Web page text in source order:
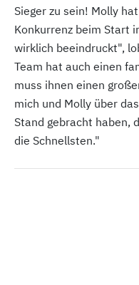
Sieger zu sein! Molly
Konkurrenz beim Start
wirklich beeindruckt",
Team hat auch einen
muss ihnen einen
mich und Molly über
Stand gebracht haben,
die Schnellsten."